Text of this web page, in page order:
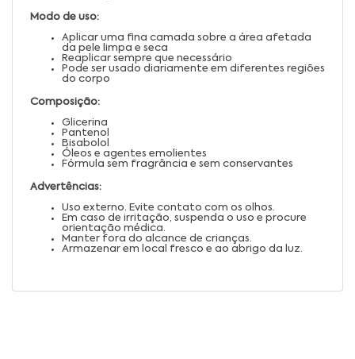
Modo de uso:
Aplicar uma fina camada sobre a área afetada
da pele limpa e seca
Reaplicar sempre que necessário
Pode ser usado diariamente em diferentes regiões
do corpo
Composição:
Glicerina
Pantenol
Bisabolol
Óleos e agentes emolientes
Fórmula sem fragrância e sem conservantes
Advertências:
Uso externo. Evite contato com os olhos.
Em caso de irritação, suspenda o uso e procure
orientação médica.
Manter fora do alcance de crianças.
Armazenar em local fresco e ao abrigo da luz.